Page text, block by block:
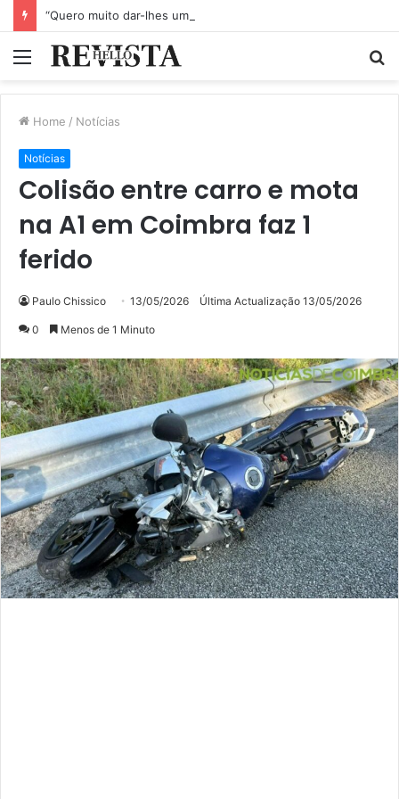
Menu
Home / Notícias
Notícias
Colisão entre carro e mota
na A1 em Coimbra faz 1
ferido
Paulo Chissico 13/05/2026 Última Actualização 13/05/2026
0 Menos de 1 Minuto